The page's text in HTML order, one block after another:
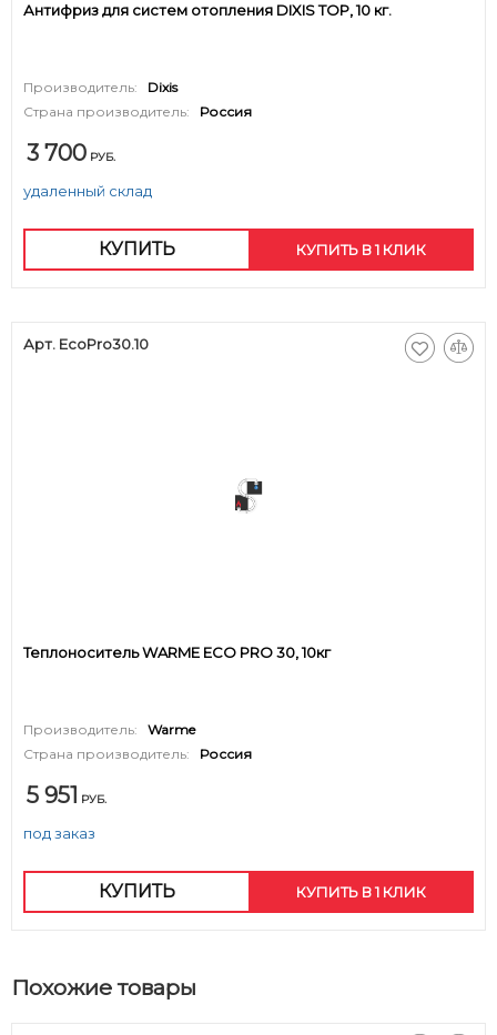
Антифриз для систем отопления DIXIS TOP, 10 кг.
Производитель:
Dixis
Страна производитель:
Россия
3 700 РУБ.
удаленный склад
КУПИТЬ КУПИТЬ В 1 КЛИК
Арт. EcoPro30.10
Теплоноситель WARME ECO PRO 30, 10кг
Производитель:
Warme
Страна производитель:
Россия
5 951 РУБ.
под заказ
КУПИТЬ КУПИТЬ В 1 КЛИК
Похожие товары